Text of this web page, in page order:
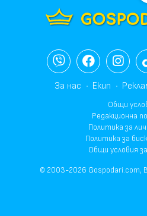
За нас Екип
Общи
Редакционна
Политика за
Политика за
Общи условия
© 2003-2026 Gospodari.com,